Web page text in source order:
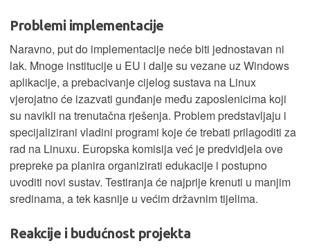
Problemi implementacije
Naravno, put do implementacije neće biti jednostavan ni
lak. Mnoge institucije u EU i dalje su vezane uz Windows
aplikacije, a prebacivanje cijelog sustava na Linux
vjerojatno će izazvati gunđanje među zaposlenicima koji
su navikli na trenutačna rješenja. Problem predstavljaju i
specijalizirani vladini programi koje će trebati prilagoditi za
rad na Linuxu. Europska komisija već je predvidjela ove
prepreke pa planira organizirati edukacije i postupno
uvoditi novi sustav. Testiranja će najprije krenuti u manjim
sredinama, a tek kasnije u većim državnim tijelima.
Reakcije i budućnost projekta